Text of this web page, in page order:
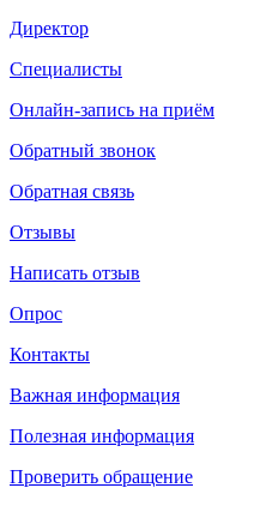
Директор
Специалисты
Онлайн-запись на приём
Обратный звонок
Обратная связь
Отзывы
Написать отзыв
Опрос
Контакты
Важная информация
Полезная информация
Проверить обращение